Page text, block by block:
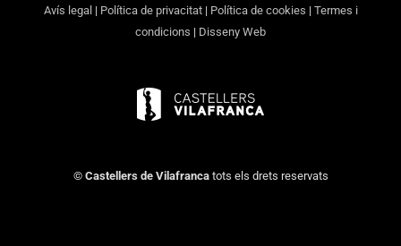
Avís legal | Política de privacitat| Política de cookies | Termes i
condicions | Disseny Web
© Castellers de Vilafrancatots els drets reservats